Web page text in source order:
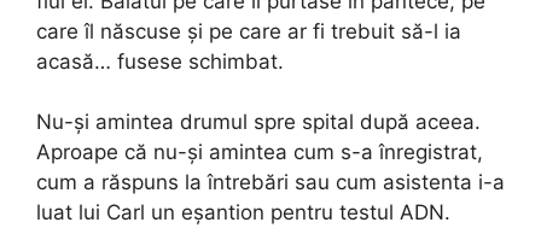
care îl născuse și pe care ar fi trebuit să-l ia
acasă… fusese schimbat.
Nu-și amintea drumul spre spital după aceea.
Aproape că nu-și amintea cum s-a înregistrat,
cum a răspuns la întrebări sau cum asistenta i-a
luat lui Carl un eșantion pentru testul ADN.